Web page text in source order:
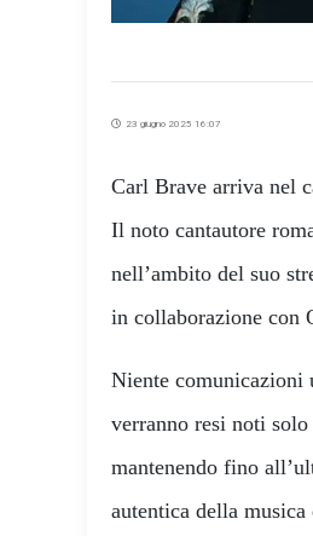
23 giugno 2025 16:07
Carl Brave arriva nel
Il noto cantautore
nell’ambito del suo
in collaborazione con
Niente comunicazioni
verranno resi noti
mantenendo fino
autentica della